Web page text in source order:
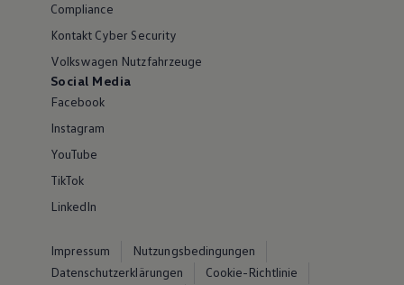
Compliance
Kontakt Cyber Security
Volkswagen Nutzfahrzeuge
Social Media
Facebook
Instagram
YouTube
TikTok
LinkedIn
Impressum
Nutzungsbedingungen
Datenschutzerklärungen
Cookie-Richtlinie